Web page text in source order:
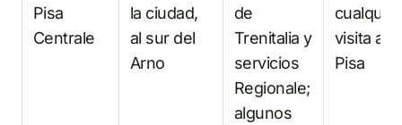
Pisa
Centrale
la ciudad,
al sur del
Arno
de
Trenitalia y
servicios
Regionale;
algunos
cualquier
visita a
Pisa